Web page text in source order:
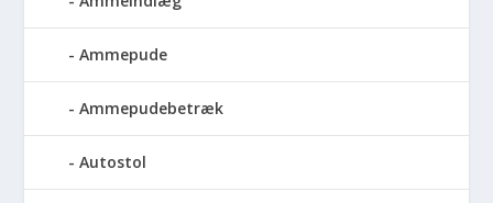
Ammepude
Ammepudebetræk
Autostol